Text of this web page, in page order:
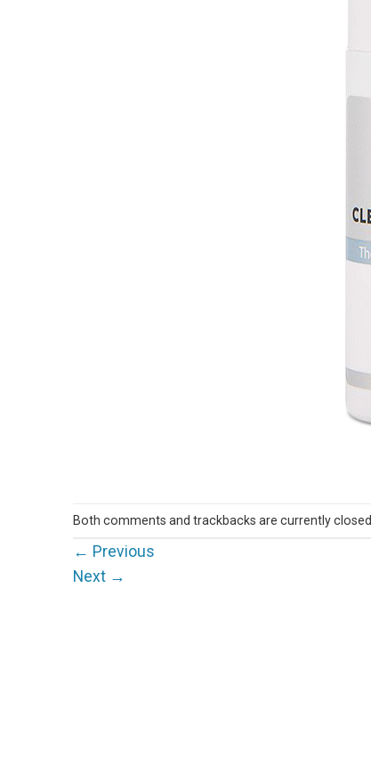
Both comments and trackbacks are currently closed.
← Previous
Next →